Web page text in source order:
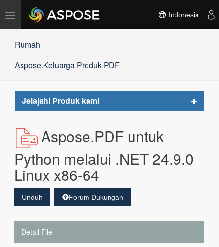
Alihkan
navigasi
Indonesia
Rumah
Aspose.Keluarga Produk PDF
Jelajahi Produk kami
Toggle
Aspose.PDF untuk
Python melalui .NET 24.9.0
Linux x86-64
Unduh Forum Dukungan
Detail File